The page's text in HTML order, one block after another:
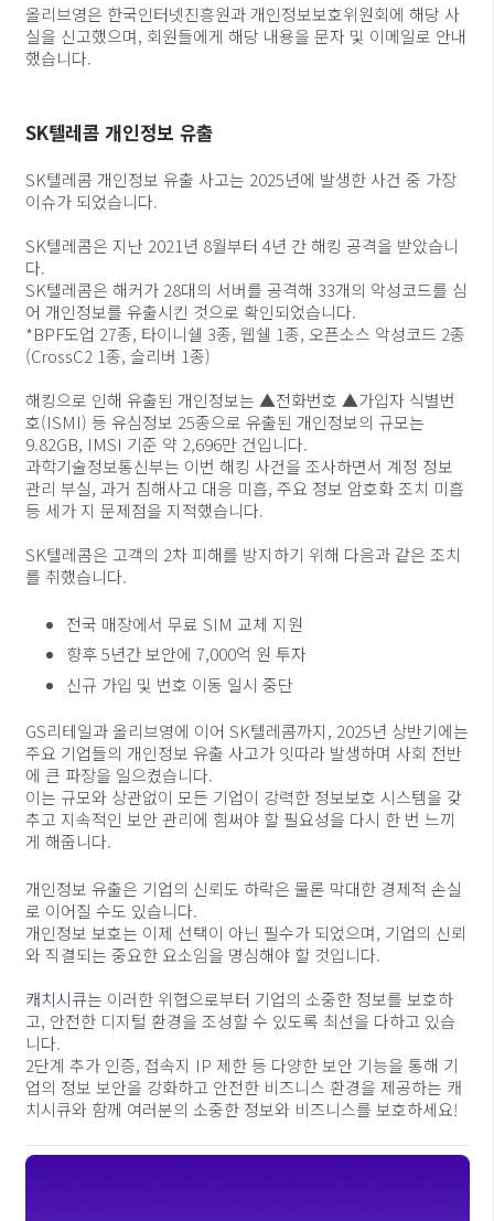
올리브영은 한국인터넷진흥원과 개인정보보호위원회에 해당 사
실을 신고했으며, 회원들에게 해당 내용을 문자 및 이메일로 안내
했습니다.
SK텔레콤 개인정보 유출
SK텔레콤 개인정보 유출 사고는 2025년에 발생한 사건 중 가장
이슈가 되었습니다.
SK텔레콤은 지난 2021년 8월부터 4년 간 해킹 공격을 받았습니
다.
SK텔레콤은 해커가 28대의 서버를 공격해 33개의 악성코드를 심
어 개인정보를 유출시킨 것으로 확인되었습니다.
*BPF도업 27종, 타이니쉘 3종, 웹쉘 1종, 오픈소스 악성코드 2종
(CrossC2 1종, 슬리버 1종)
해킹으로 인해 유출된 개인정보는 ▲전화번호 ▲가입자 식별번
호(ISMI) 등 유심정보 25종으로 유출된 개인정보의 규모는
9.82GB, IMSI 기준 약 2,696만 건입니다.
과학기술정보통신부는 이번 해킹 사건을 조사하면서 계정 정보
관리 부실, 과거 침해사고 대응 미흡, 주요 정보 암호화 조치 미흡
등 세가 지 문제점을 지적했습니다.
SK텔레콤은 고객의 2차 피해를 방지하기 위해 다음과 같은 조치
를 취했습니다.
전국 매장에서 무료 SIM 교체 지원
향후 5년간 보안에 7,000억 원 투자
신규 가입 및 번호 이동 일시 중단
GS리테일과 올리브영에 이어 SK텔레콤까지, 2025년 상반기에는
주요 기업들의 개인정보 유출 사고가 잇따라 발생하며 사회 전반
에 큰 파장을 일으켰습니다.
이는 규모와 상관없이 모든 기업이 강력한 정보보호 시스템을 갖
추고 지속적인 보안 관리에 힘써야 할 필요성을 다시 한 번 느끼
게 해줍니다.
개인정보 유출은 기업의 신뢰도 하락은 물론 막대한 경제적 손실
로 이어질 수도 있습니다.
개인정보 보호는 이제 선택이 아닌 필수가 되었으며, 기업의 신뢰
와 직결되는 중요한 요소임을 명심해야 할 것입니다.
캐치시큐는 이러한 위협으로부터 기업의 소중한 정보를 보호하
고, 안전한 디지털 환경을 조성할 수 있도록 최선을 다하고 있습
니다.
2단계 추가 인증, 접속지 IP 제한 등 다양한 보안 기능을 통해 기
업의 정보 보안을 강화하고 안전한 비즈니스 환경을 제공하는 캐
치시큐와 함께 여러분의 소중한 정보와 비즈니스를 보호하세요!